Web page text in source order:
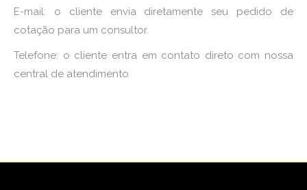
E-mail: o cliente envia diretamente seu pedido de
cotação para um consultor.
Telefone: o cliente entra em contato direto com nossa
central de atendimento